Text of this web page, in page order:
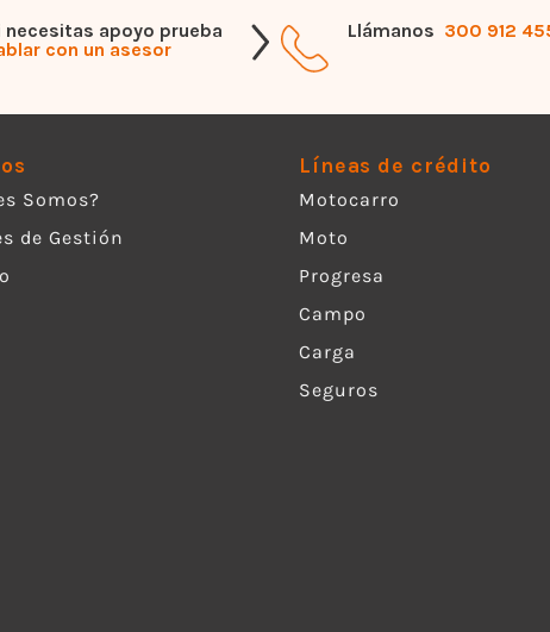
necesitas apoyo prueba
con un asesor
Llámanos 300 912
Somos?
de Gestión
Líneas de crédito
Motocarro
Moto
Progresa
Campo
Carga
Seguros